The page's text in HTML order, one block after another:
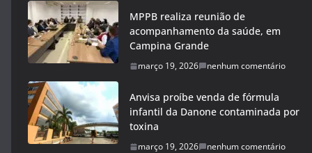
MPPB realiza reunião de
acompanhamento da saúde, em
Campina Grande
março 19, 2026 nenhum comentário
Anvisa proíbe venda de fórmula
infantil da Danone contaminada por
toxina
março 19, 2026 nenhum comentário